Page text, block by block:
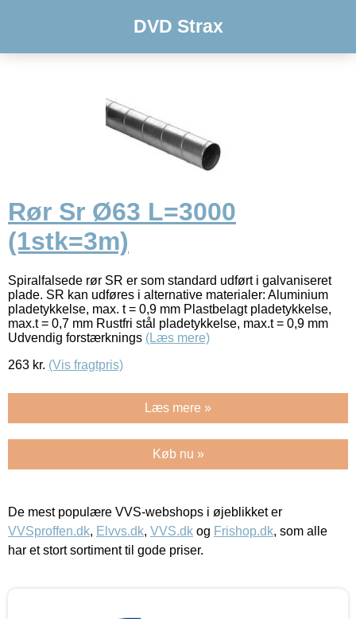
DVD Strax
Rør Sr Ø63 L=3000
(1stk=3m)
Spiralfalsede rør SR er som standard udført i galvaniseret
plade. SR kan udføres i alternative materialer: Aluminium
pladetykkelse, max. t = 0,9 mm Plastbelagt pladetykkelse,
max.t = 0,7 mm Rustfri stål pladetykkelse, max.t = 0,9 mm
Udvendig forstærknings (Læs mere)
263 kr. (Vis fragtpris)
Læs mere »
Køb nu »
De mest populære VVS-webshops i øjeblikket er
VVSproffen.dk, Elvvs.dk, VVS.dk og Frishop.dk, som alle
har et stort sortiment til gode priser.